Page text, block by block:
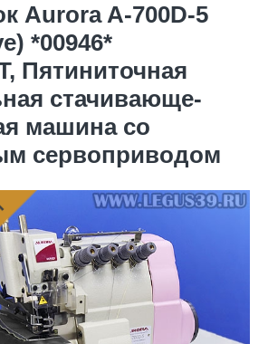
Aurora A-700D-5
*00946*
Пятиниточная
стачивающе-
машина со
сервоприводом